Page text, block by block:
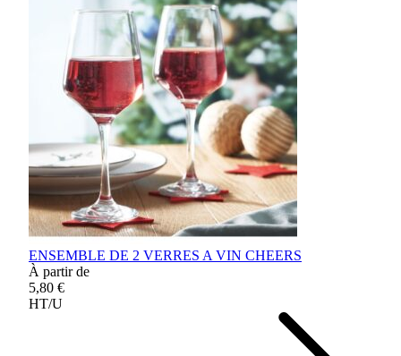
ENSEMBLE DE 2 VERRES A VIN CHEERS
À partir de
5,80 €
HT/U